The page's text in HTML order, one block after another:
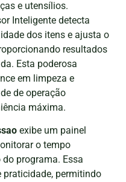
e utensílios.
Inteligente detecta
dos itens e ajusta o
resultados
Esta poderosa
em limpeza e
de operação
máxima.
exibe um painel
o tempo
programa. Essa
permitindo